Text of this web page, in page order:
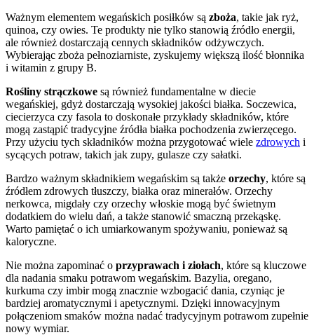
Ważnym elementem wegańskich posiłków są zboża, takie jak ryż,
quinoa, czy owies. Te produkty nie tylko stanowią źródło energii,
ale również dostarczają cennych składników odżywczych.
Wybierając zboża pełnoziarniste, zyskujemy większą ilość błonnika
i witamin z grupy B.
Rośliny strączkowe są również fundamentalne w diecie
wegańskiej, gdyż dostarczają wysokiej jakości białka. Soczewica,
ciecierzyca czy fasola to doskonałe przykłady składników, które
mogą zastąpić tradycyjne źródła białka pochodzenia zwierzęcego.
Przy użyciu tych składników można przygotować wiele zdrowych i
sycących potraw, takich jak zupy, gulasze czy sałatki.
Bardzo ważnym składnikiem wegańskim są także orzechy, które są
źródłem zdrowych tłuszczy, białka oraz minerałów. Orzechy
nerkowca, migdały czy orzechy włoskie mogą być świetnym
dodatkiem do wielu dań, a także stanowić smaczną przekąskę.
Warto pamiętać o ich umiarkowanym spożywaniu, ponieważ są
kaloryczne.
Nie można zapominać o przyprawach i ziołach, które są kluczowe
dla nadania smaku potrawom wegańskim. Bazylia, oregano,
kurkuma czy imbir mogą znacznie wzbogacić dania, czyniąc je
bardziej aromatycznymi i apetycznymi. Dzięki innowacyjnym
połączeniom smaków można nadać tradycyjnym potrawom zupełnie
nowy wymiar.